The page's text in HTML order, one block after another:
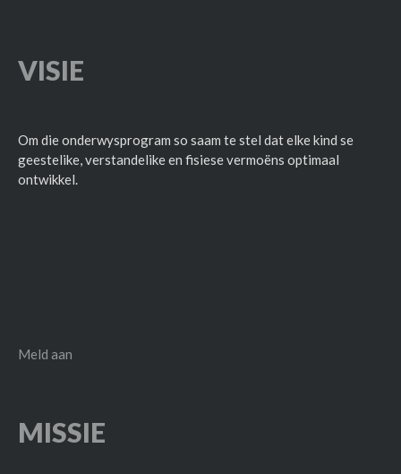
VISIE
Om die onderwysprogram so saam te stel dat elke kind se
geestelike, verstandelike en fisiese vermoëns optimaal
ontwikkel.
Meld aan
MISSIE